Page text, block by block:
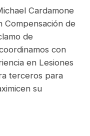
Cardamone
Compensación de
de
con
en Lesiones
terceros para
su